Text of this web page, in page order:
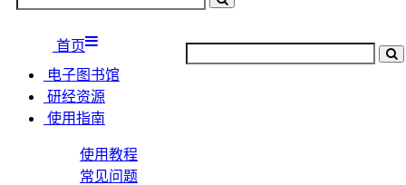
首页
电子图书馆
研经资源
使用指南
使用教程
常见问题